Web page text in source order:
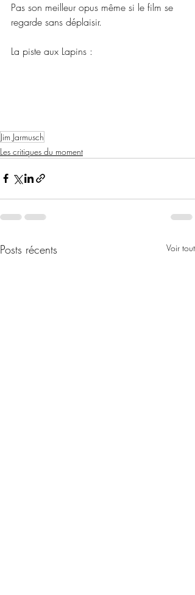
Pas son meilleur opus même si le film se
regarde sans déplaisir.
La piste aux Lapins :
Jim Jarmusch
Les critiques du moment
Posts récents Voir tout